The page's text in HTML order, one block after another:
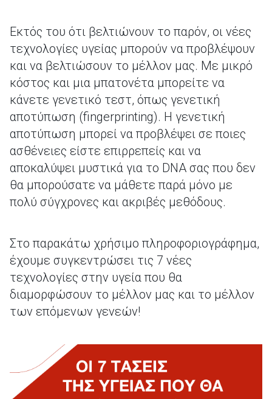
Εκτός του ότι βελτιώνουν το παρόν, οι νέες
τεχνολογίες υγείας μπορούν να προβλέψουν
και να βελτιώσουν το μέλλον μας. Με μικρό
κόστος και μια μπατονέτα μπορείτε να
κάνετε γενετικό τεστ, όπως γενετική
αποτύπωση (fingerprinting). Η γενετική
αποτύπωση μπορεί να προβλέψει σε ποιες
ασθένειες είστε επιρρεπείς και να
αποκαλύψει μυστικά για το DNA σας που δεν
θα μπορούσατε να μάθετε παρά μόνο με
πολύ σύγχρονες και ακριβές μεθόδους.
Στο παρακάτω χρήσιμο πληροφοριογράφημα,
έχουμε συγκεντρώσει τις 7 νέες
τεχνολογίες στην υγεία που θα
διαμορφώσουν το μέλλον μας και το μέλλον
των επόμενων γενεών!